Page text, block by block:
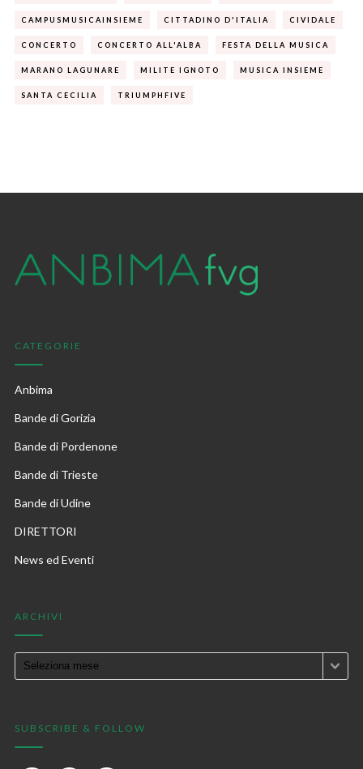
CAMPUSMUSICAINSIEME CITTADINO D'ITALIA CIVIDALE
CONCERTO CONCERTO ALL'ALBA FESTA DELLA MUSICA
MARANO LAGUNARE MILITE IGNOTO MUSICA INSIEME
SANTA CECILIA TRIUMPHFIVE
CATEGORIE
Anbima
Bande di Gorizia
Bande di Pordenone
Bande di Trieste
Bande di Udine
DIRETTORI
News ed Eventi
ARCHIVI
SUBSCRIBE & FOLLOW